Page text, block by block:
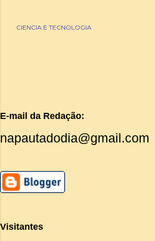
CIENCIA E TECNOLOGIA
E-mail da Redação:
napautadodia@gmail.com
Visitantes